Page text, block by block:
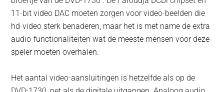
11-bit video DAC moeten zorgen voor video-beelden die
hd-video sterk benaderen, maar het is met name de extra
audio-functionaliteiten wat de meeste mensen voor deze
speler moeten overhalen.
Het aantal video-aansluitingen is hetzelfde als op de